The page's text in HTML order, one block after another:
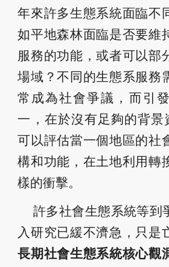
年來許多生態系統面臨不
如平地森林面臨是否要維
服務的功能，或者可以部
場域？不同的生態系服務
常成為社會爭議，而引
一，在於沒有足夠的背景
可以評估當一個地區的社
構和功能，在土地利用轉
樣的衝擊。
許多社會生態系統等到
入研究已緩不濟急，只是
長期社會生態系統核心觀